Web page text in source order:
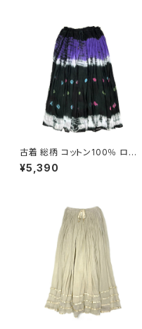
古着 総柄 コットン100％ ロン
グ丈 スカート 黒 紫 (ba26070
20)
¥5,390